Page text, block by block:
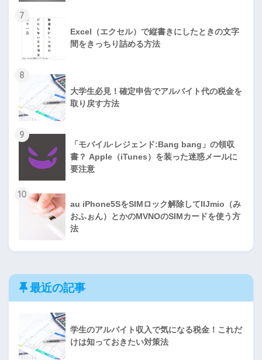
7
Excel（エクセル）で縦書きにしたときの文字
間をきっちり詰める方法
8
大学生必見！確定申告でアルバイト代の税金を
取り戻す方法
9
「モバイル·レジェンド:Bang bang」の領収
書？ Apple（iTunes）を装った迷惑メールに
要注意
10
au iPhone5SをSIMロック解除してIIJmio（み
おふぉん）とかのMVNOのSIMカードを使う方
法
最近の記事
学生のアルバイト収入で気になる税金！これだ
けは知っておきたい対策法